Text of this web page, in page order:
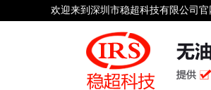
欢迎来到深圳市稳超科技有限公司官